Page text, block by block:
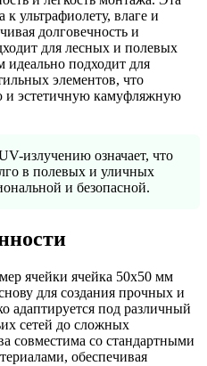
к ультрафиолету, влаге и
долговечность и
для лесных и полевых
подходит для
элементов, что
и эстетичную камуфляжную
излучению означает, что
в полевых и уличных
и безопасной.
ячейки ячейка 50х50 мм
для создания прочных и
адаптируется под различный
сетей до сложных
совместима со стандартными
обеспечивая